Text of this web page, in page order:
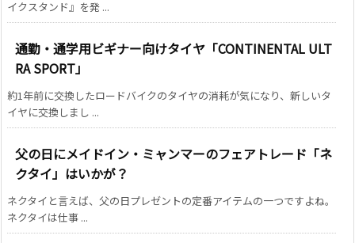
イクスタンド』を発 ...
通勤・通学用ビギナー向けタイヤ「CONTINENTAL ULT
RA SPORT」
約1年前に交換したロードバイクのタイヤの消耗が気になり、新しいタ
イヤに交換しまし ...
父の日にメイドイン・ミャンマーのフェアトレード「ネ
クタイ」はいかが？
ネクタイと言えば、父の日プレゼントの定番アイテムの一つですよね。
ネクタイは仕事 ...